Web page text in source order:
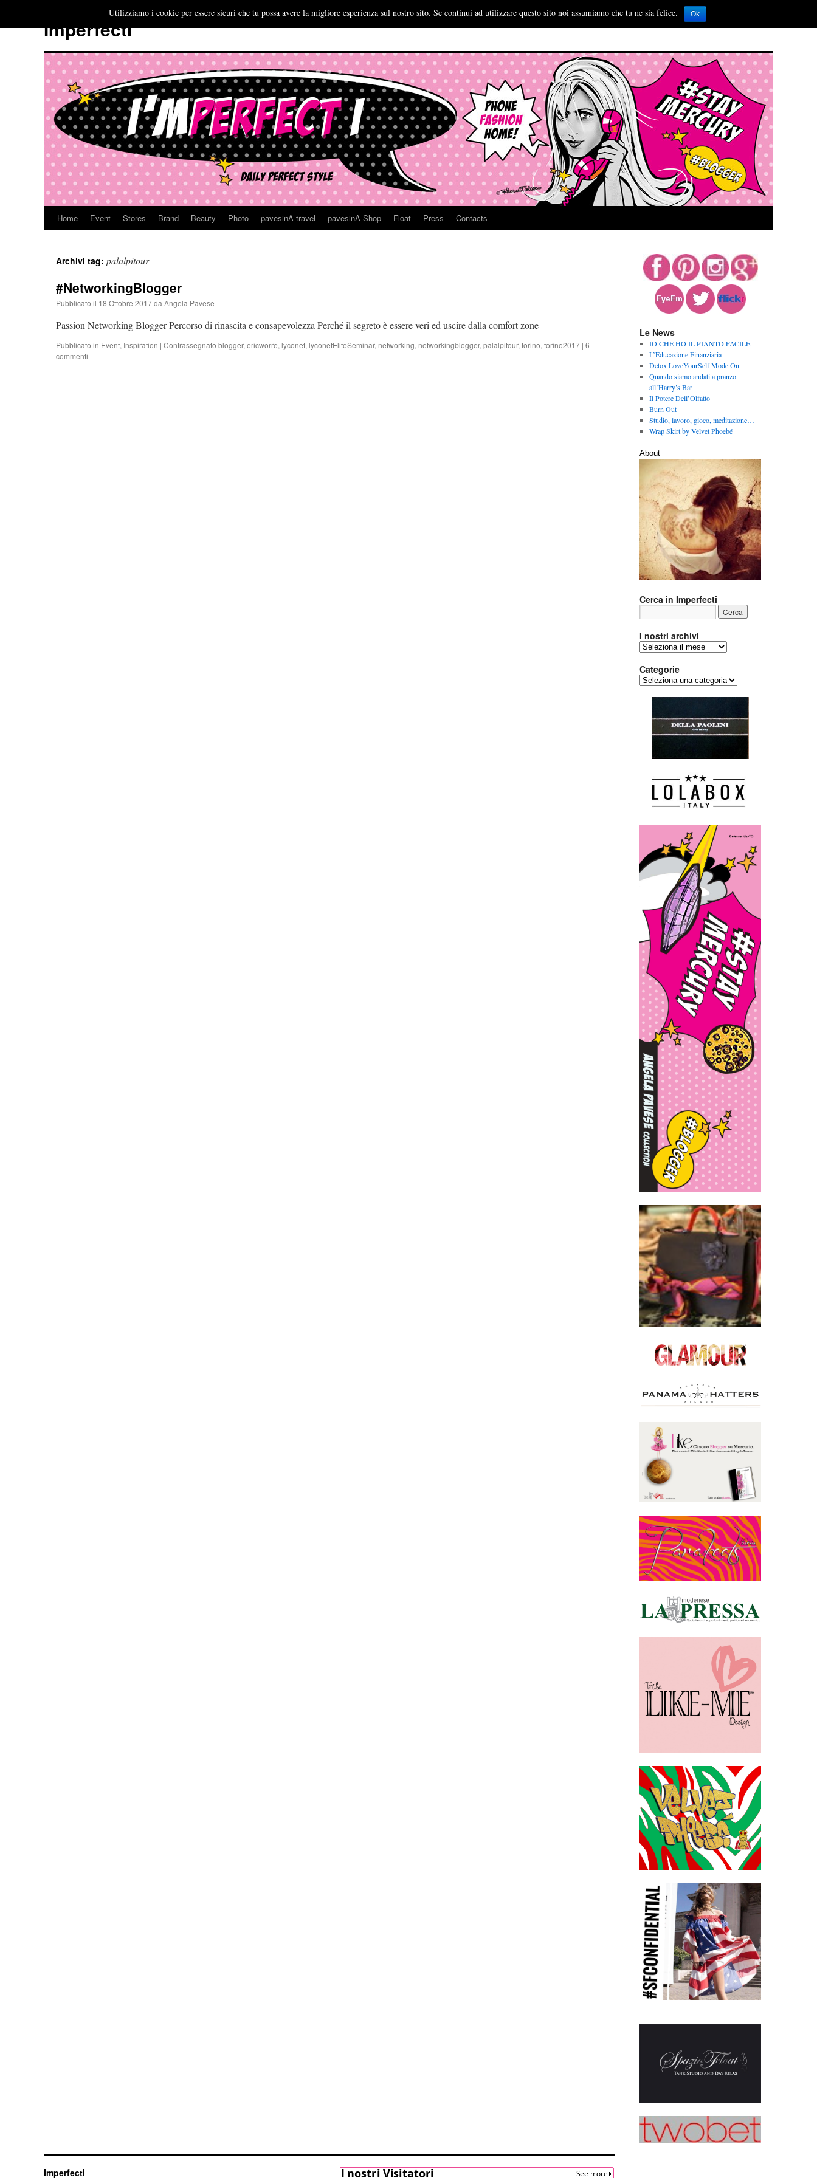
Imperfecti
Vai
contenuto
Home Event Stores Brand Beauty Photo pavesinA travel pavesinA Shop Float Press Contacts
Archivi tag: palalpitour
#NetworkingBlogger
Pubblicato il 18 Ottobre 2017da Angela Pavese
Passion Networking Blogger Percorso di rinascita e consapevolezza Perché il segreto è essere veri ed uscire dalla comfort zone
Pubblicato in Event, Inspiration | Contrassegnato blogger, ericworre, lyconet, lyconetEliteSeminar, networking, networkingblogger, palalpitour, torino, torino2017 | 6
commenti
Le News
IO CHE HO IL PIANTO FACILE
L’Educazione Finanziaria
Detox LoveYourSelf Mode On
Quando siamo andati a pranzo
all’Harry’s Bar
Il Potere Dell’Olfatto
Burn Out
Studio, lavoro, gioco, meditazione…
Wrap Skirt by Velvet Phoebé
About
Cerca in Imperfecti
I nostri archivi
archivi
Categorie
Categorie
Imperfecti
Utilizziamo i cookie per essere sicuri che tu possa avere la migliore esperienza sul nostro sito. Se continui ad utilizzare questo sito noi assumiamo che tu ne sia felice. Ok